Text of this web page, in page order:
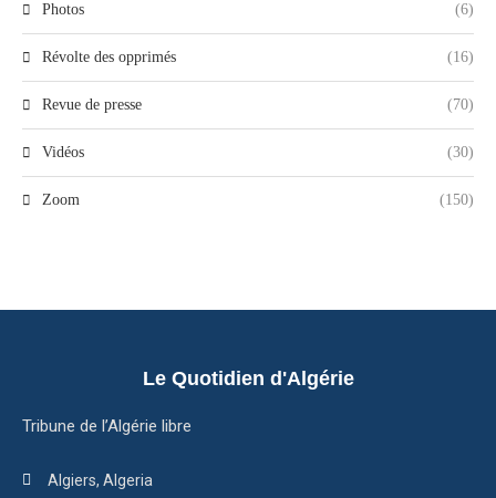
Photos (6)
Révolte des opprimés (16)
Revue de presse (70)
Vidéos (30)
Zoom (150)
Le Quotidien d'Algérie
Tribune de l’Algérie libre
Algiers, Algeria